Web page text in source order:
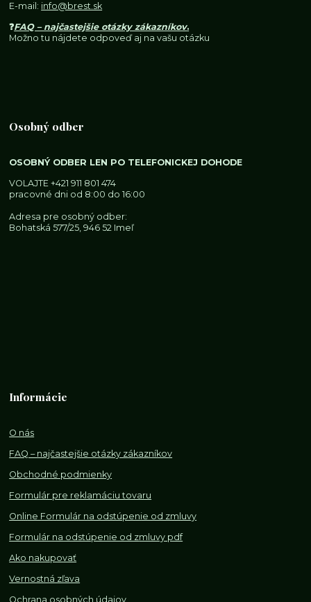
E-mail: info@brest.sk
❓FAQ – najčastejšie otázky zákazníkov.
Možno tu nájdete odpoveď aj na vašu otázku
Osobný odber
OSOBNÝ ODBER LEN PO TELEFONICKEJ DOHODE
VOLAJTE+421 911 801 474
pracovné dni od 8:00 do 16:00
Adresa pre osobný odber:
Bohatská 577/25, 946 52 Imeľ
Informácie
O nás
FAQ – najčastejšie otázky zákazníkov
Obchodné podmienky
Formulár pre reklamáciu tovaru
Online Formulár na odstúpenie od zmluvy
Formulár na odstúpenie od zmluvy pdf
Ako nakupovať
Vernostná zľava
Ochrana osobných údajov